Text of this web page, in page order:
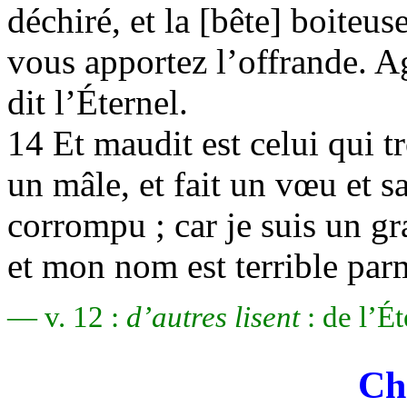
déchiré, et la [bête]
vous apportez l’offrande.
dit l’Éternel.
14 Et maudit est celui qui
un mâle, et fait un vœu et
corrompu ; car je suis un
et mon nom est terrible
— v. 12 : d’autres lisent: de